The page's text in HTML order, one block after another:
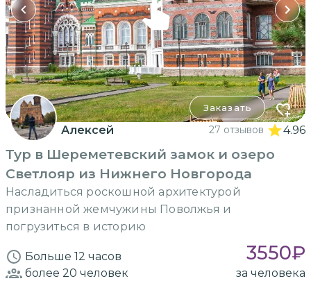
Заказать
Алексей 27 отзывов 4.96
Тур в Шереметевский замок и озеро
Светлояр из Нижнего Новгорода
Насладиться роскошной архитектурой
признанной жемчужины Поволжья и
погрузиться в историю
Больше 12 часов 3550₽
более 20 человек за человека